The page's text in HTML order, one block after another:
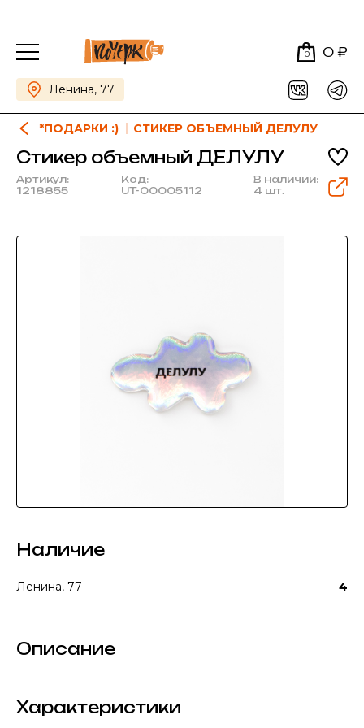
0 0 ₽
Ленина, 77
*ПОДАРКИ :) СТИКЕР ОБЪЕМНЫЙ ДЕЛУЛУ
Стикер объемный ДЕЛУЛУ
Артикул:
1218855
Код:
UT-00005112
В наличии:
4 шт.
Наличие
Ленина, 77 4
Описание
Характеристики